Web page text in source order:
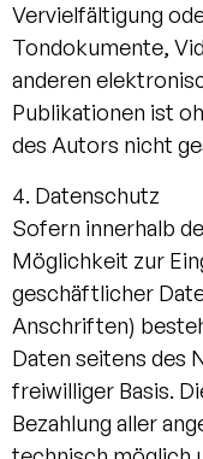
Vervielfältigung
Tondokumente,
anderen
Publikationen ist
des Autors nicht
4. Datenschutz
Sofern innerhalb
Möglichkeit zur
geschäftlicher
Anschriften)
Daten seitens des
freiwilliger Basis.
Bezahlung aller